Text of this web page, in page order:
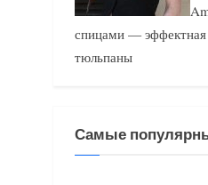
спицами —
тюльпаны
Самые